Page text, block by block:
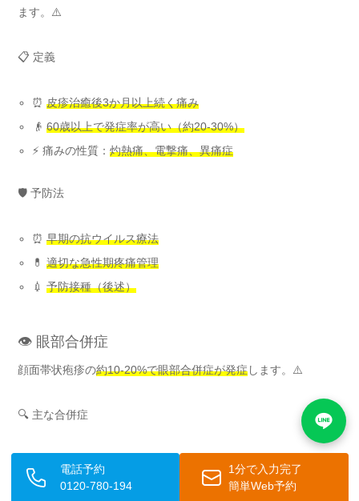
ます。⚠️
📋 定義
⏰皮疹治癒後3か月以上続く痛み
👴60歳以上で発症率が高い（約20-30%）
⚡ 痛みの性質：灼熱痛、電撃痛、異痛症
🛡️ 予防法
⏰早期の抗ウイルス療法
💊適切な急性期疼痛管理
💉予防接種（後述）
👁️ 眼部合併症
顔面帯状疱疹の約10-20%で眼部合併症が発症します。⚠️
🔍 主な合併症
👁️ 角膜炎
👁️ ぶどう膜炎
電話予約
0120-780-194
1分で入力完了
簡単Web予約